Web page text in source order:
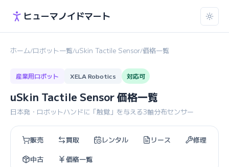
ヒューマノイドマート
ホーム/ロボット一覧/uSkin Tactile Sensor/価格一覧
産業用ロボット XELA Robotics 対応可
uSkin Tactile Sensor 価格一覧
日本発・ロボットハンドに「触覚」を与える3軸分布センサー
販売 買取 レンタル リース
修理
中古
価格一覧